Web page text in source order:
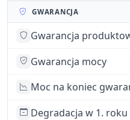
GWARANCJA
Gwarancja
Gwarancja mocy
Moc na koniec
Degradacja w 1. roku